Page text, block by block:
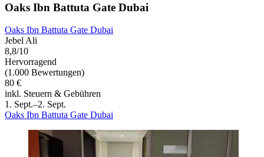
Oaks Ibn Battuta Gate Dubai
Oaks Ibn Battuta Gate Dubai
Jebel Ali
8,8/10
Hervorragend
(1.000 Bewertungen)
80 €
inkl. Steuern & Gebühren
1. Sept.–2. Sept.
Oaks Ibn Battuta Gate Dubai